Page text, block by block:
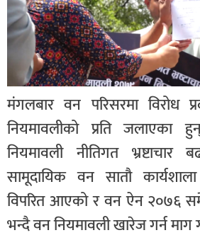
मंगलबार वन परिसरमा विरोध
नियमावलीको प्रति
नियमावली नीतिगत
सामूदायिक वन सातौ कार्यशाला
विपरित आएको र वन ऐन २०७६
भन्दै वन नियमावली खारेज गर्न